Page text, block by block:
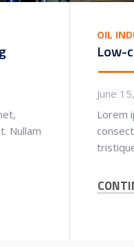
Nullam
OIL
Low-
June
Lorem